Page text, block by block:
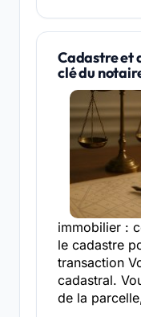
Cadastre et
clé du
immobilier :
le cadastre
transaction
cadastral.
de la